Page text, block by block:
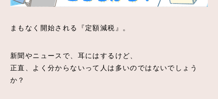
まもなく開始される『定額減税』。
新聞やニュースで、耳にはするけど、
正直、よく分からないって人は多いのではないでしょう
か？